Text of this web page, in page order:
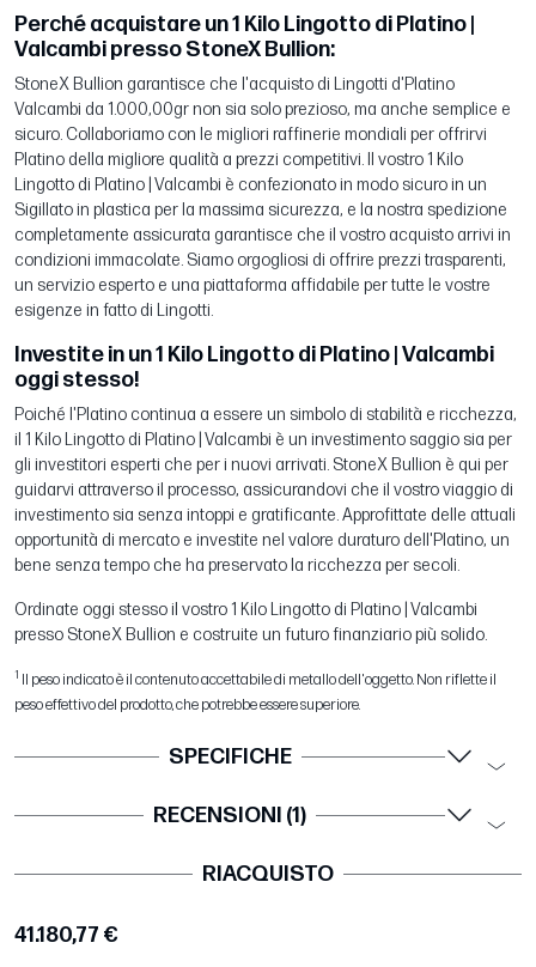
Perché acquistare un 1 Kilo Lingotto di Platino |
Valcambi presso StoneX Bullion:
StoneX Bullion garantisce che l'acquisto di Lingotti d'Platino
Valcambi da 1.000,00gr non sia solo prezioso, ma anche semplice e
sicuro. Collaboriamo con le migliori raffinerie mondiali per offrirvi
Platino della migliore qualità a prezzi competitivi. Il vostro 1 Kilo
Lingotto di Platino | Valcambi è confezionato in modo sicuro in un
Sigillato in plastica per la massima sicurezza, e la nostra spedizione
completamente assicurata garantisce che il vostro acquisto arrivi in
condizioni immacolate. Siamo orgogliosi di offrire prezzi trasparenti,
un servizio esperto e una piattaforma affidabile per tutte le vostre
esigenze in fatto di Lingotti.
Investite in un 1 Kilo Lingotto di Platino | Valcambi
oggi stesso!
Poiché l'Platino continua a essere un simbolo di stabilità e ricchezza,
il 1 Kilo Lingotto di Platino | Valcambi è un investimento saggio sia per
gli investitori esperti che per i nuovi arrivati. StoneX Bullion è qui per
guidarvi attraverso il processo, assicurandovi che il vostro viaggio di
investimento sia senza intoppi e gratificante. Approfittate delle attuali
opportunità di mercato e investite nel valore duraturo dell'Platino, un
bene senza tempo che ha preservato la ricchezza per secoli.
Ordinate oggi stesso il vostro 1 Kilo Lingotto di Platino | Valcambi
presso StoneX Bullion e costruite un futuro finanziario più solido.
1
Il peso indicato è il contenuto accettabile di metallo dell'oggetto. Non riflette il
peso effettivo del prodotto, che potrebbe essere superiore.
SPECIFICHE
RECENSIONI (1)
RIACQUISTO
41.180,77 €